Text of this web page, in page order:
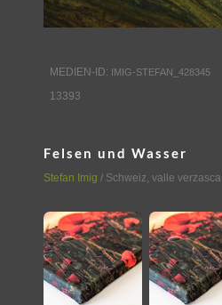
MEDIEN-ID: IMIG-STEFAN_428345
13393
Felsen und Wasser
Stefan Imig / Schweiz, valle verzasca